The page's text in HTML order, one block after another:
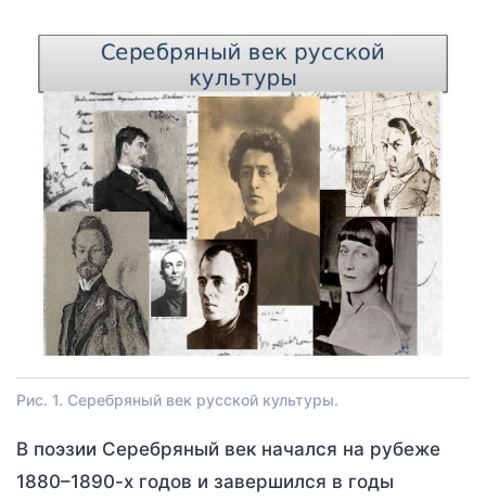
Рис. 1. Серебряный век русской культуры.
В поэзии Серебряный век начался на рубеже
1880–1890-х годов и завершился в годы